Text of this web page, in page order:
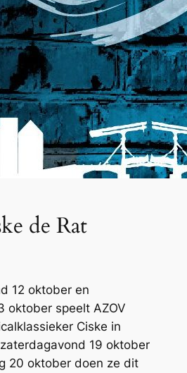
de Rat
12 oktober en
oktober speelt AZOV
Ciske in
19 oktober
20 oktober doen ze dit